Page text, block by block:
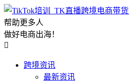
帮助更多人
做好电商出海！

跨境资讯
最新资讯